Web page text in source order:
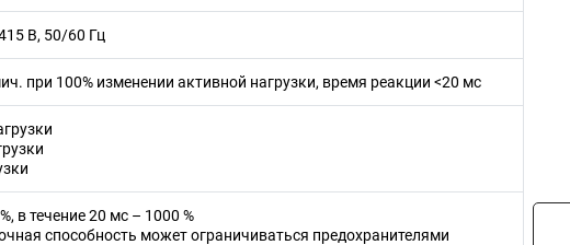
В, 50/60 Гц
при 100% изменении активной нагрузки, время реакции <20 мс
в течение 20 мс – 1000 %
способность может ограничиваться предохранителями